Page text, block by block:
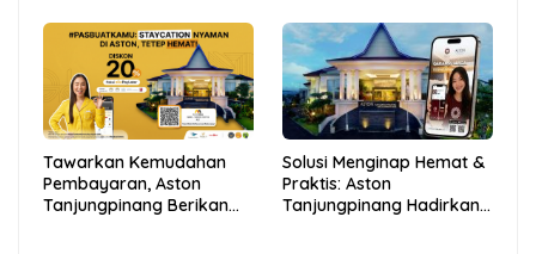
dan Hemat
Anambas Siap Mendunia
Tawarkan Kemudahan
Pembayaran, Aston
Tanjungpinang Berikan
Solusi Menginap Hemat &
Praktis: Aston
Tanjungpinang Hadirkan